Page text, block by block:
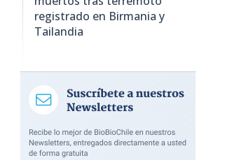
registrado en Birmania y
Tailandia